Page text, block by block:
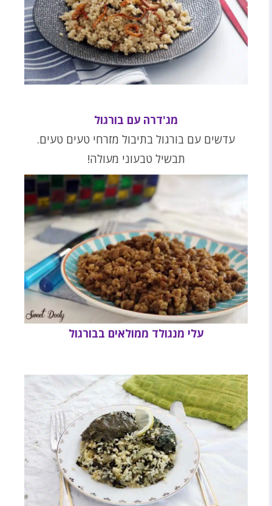
מג'דרה עם בורגול
עדשים עם בורגול בתיבול מזרחי טעים טעים.
תבשיל טבעוני מעולה!
עלי מנגולד ממולאים בבורגול